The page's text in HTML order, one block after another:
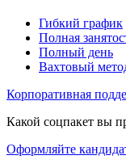
Гибкий график
Полная
Полный день
Вахтовый
Корпоративная
Какой соцпакет вы
Оформляйте